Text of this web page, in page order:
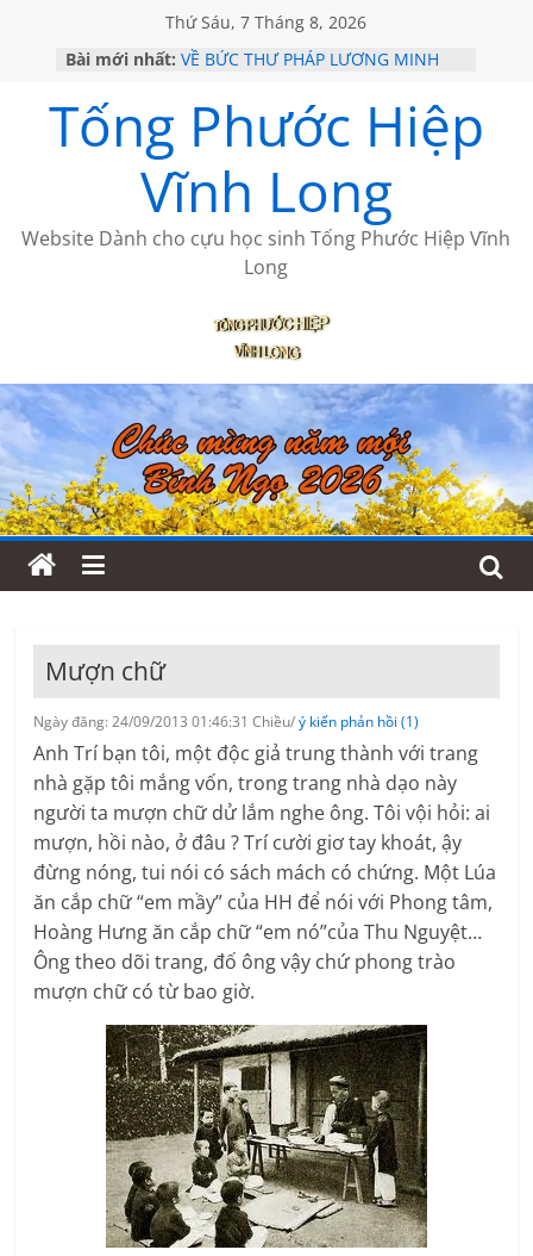
Thứ Sáu, 7 Tháng 8, 2026
Bài mới nhất: VỀ BỨC THƯ PHÁP LƯƠNG MINH
HỌC SỬ HỒI XƯA
MỘT ĐỜI ĐI QUA NHỮNG TRANG
SÁCH
BẤT CHỢT CỦA CHÂU LỆ DUNG
CÀ PHÊ NGẮM NÚI
Tống Phước Hiệp
Vĩnh Long
Website Dành cho cựu học sinh Tống Phước Hiệp Vĩnh
Long
Mượn chữ
Ngày đăng: 24/09/2013 01:46:31 Chiều/ý kiến phản hồi (1)
Anh Trí bạn tôi, một độc giả trung thành với trang
nhà gặp tôi mắng vốn, trong trang nhà dạo này
người ta mượn chữ dử lắm nghe ông. Tôi vội hỏi: ai
mượn, hồi nào, ở đâu ? Trí cười giơ tay khoát, ậy
đừng nóng, tui nói có sách mách có chứng. Một Lúa
ăn cắp chữ “em mầy” của HH để nói với Phong tâm,
Hoàng Hưng ăn cắp chữ “em nó”của Thu Nguyệt…
Ông theo dõi trang, đố ông vậy chứ phong trào
mượn chữ có từ bao giờ.